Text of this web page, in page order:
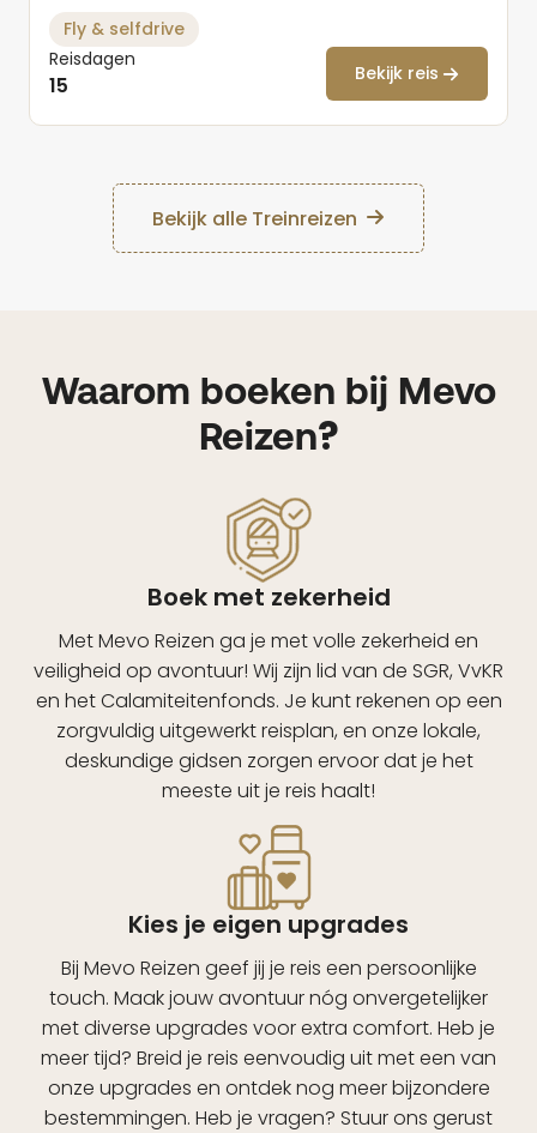
Fly & selfdrive
Reisdagen
15 Bekijk reis
Bekijk alle Treinreizen
Waarom boeken bij Mevo
Reizen?
Boek met zekerheid
Met Mevo Reizen ga je met volle zekerheid en
veiligheid op avontuur! Wij zijn lid van de SGR, VvKR
en het Calamiteitenfonds. Je kunt rekenen op een
zorgvuldig uitgewerkt reisplan, en onze lokale,
deskundige gidsen zorgen ervoor dat je het
meeste uit je reis haalt!
Kies je eigen upgrades
Bij Mevo Reizen geef jij je reis een persoonlijke
touch. Maak jouw avontuur nóg onvergetelijker
met diverse upgrades voor extra comfort. Heb je
meer tijd? Breid je reis eenvoudig uit met een van
onze upgrades en ontdek nog meer bijzondere
bestemmingen. Heb je vragen? Stuur ons gerust